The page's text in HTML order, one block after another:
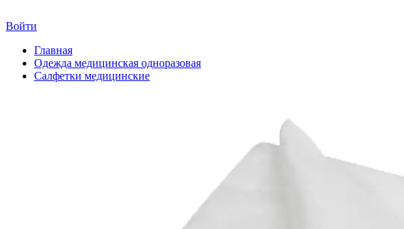
Войти
Главная
Одежда медицинская одноразовая
Салфетки медицинские